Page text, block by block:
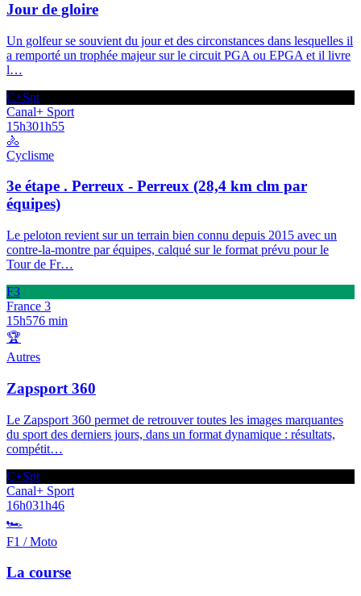
Jour de gloire
Un golfeur se souvient du jour et des circonstances dans lesquelles il
a remporté un trophée majeur sur le circuit PGA ou EPGA et il livre
l…
C+Spt
Canal+ Sport
15h301h55
🚴
Cyclisme
3e étape . Perreux - Perreux (28,4 km clm par
équipes)
Le peloton revient sur un terrain bien connu depuis 2015 avec un
contre‑la‑montre par équipes, calqué sur le format prévu pour le
Tour de Fr…
F3
France 3
15h576 min
🏆
Autres
Zapsport 360
Le Zapsport 360 permet de retrouver toutes les images marquantes
du sport des derniers jours, dans un format dynamique : résultats,
compétit…
C+Spt
Canal+ Sport
16h031h46
🏎️
F1 / Moto
La course